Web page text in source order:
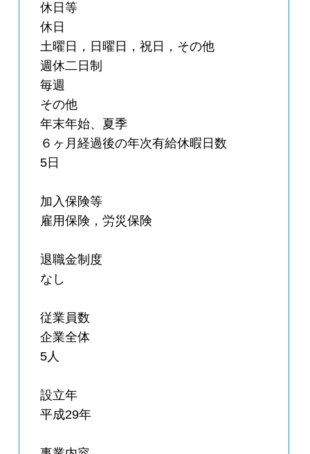
休日等
休日
土曜日，日曜日，祝日，その他
週休二日制
毎週
その他
年末年始、夏季
６ヶ月経過後の年次有給休暇日数
5日
加入保険等
雇用保険，労災保険
退職金制度
なし
従業員数
企業全体
5人
設立年
平成29年